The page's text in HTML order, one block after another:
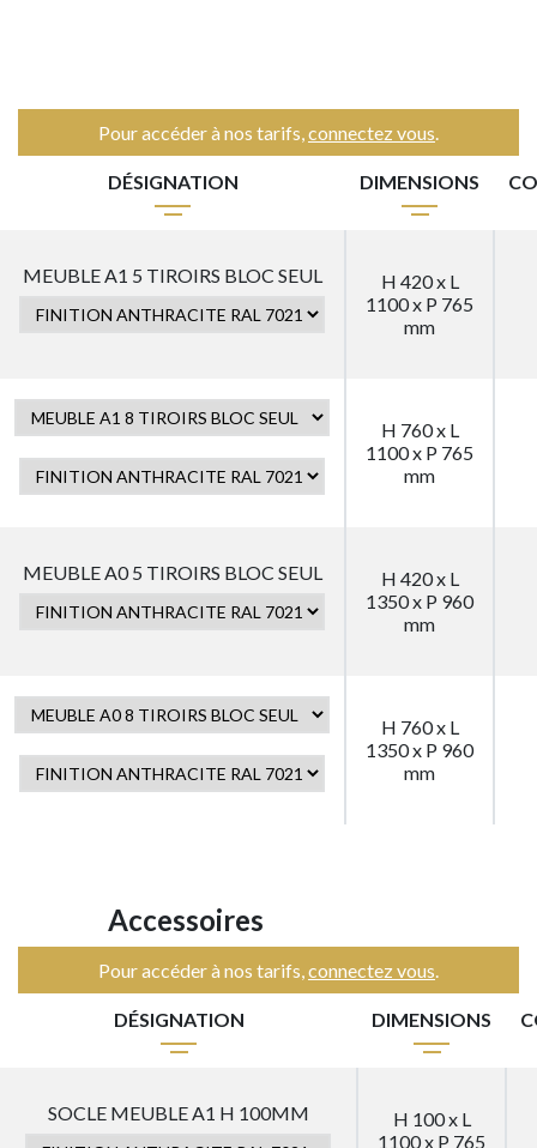
Pour accéder à nos tarifs,connectez vous.
DÉSIGNATION DIMENSIONS
MEUBLE A1 5 TIROIRS BLOC SEUL
H 420 x L
1100 x P 765
mm
H 760 x L
1100 x P 765
mm
MEUBLE A0 5 TIROIRS BLOC SEUL
H 420 x L
1350 x P 960
mm
H 760 x L
1350 x P 960
mm
Accessoires
Pour accéder à nos tarifs,connectez vous.
DÉSIGNATION DIMENSIONS
SOCLE MEUBLE A1 H 100MM
H 100 x L
1100 x P 765